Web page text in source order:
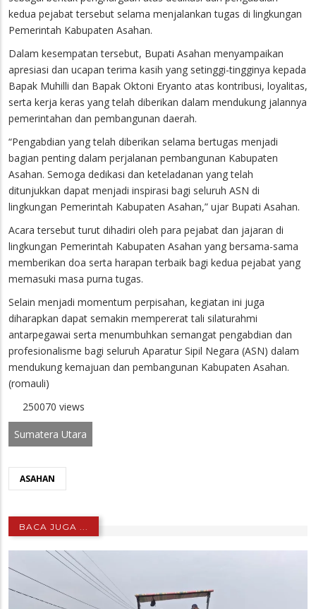
kedua pejabat tersebut selama menjalankan tugas di lingkungan
Pemerintah Kabupaten Asahan.
Dalam kesempatan tersebut, Bupati Asahan menyampaikan
apresiasi dan ucapan terima kasih yang setinggi-tingginya kepada
Bapak Muhilli dan Bapak Oktoni Eryanto atas kontribusi, loyalitas,
serta kerja keras yang telah diberikan dalam mendukung jalannya
pemerintahan dan pembangunan daerah.
“Pengabdian yang telah diberikan selama bertugas menjadi
bagian penting dalam perjalanan pembangunan Kabupaten
Asahan. Semoga dedikasi dan keteladanan yang telah
ditunjukkan dapat menjadi inspirasi bagi seluruh ASN di
lingkungan Pemerintah Kabupaten Asahan,” ujar Bupati Asahan.
Acara tersebut turut dihadiri oleh para pejabat dan jajaran di
lingkungan Pemerintah Kabupaten Asahan yang bersama-sama
memberikan doa serta harapan terbaik bagi kedua pejabat yang
memasuki masa purna tugas.
Selain menjadi momentum perpisahan, kegiatan ini juga
diharapkan dapat semakin mempererat tali silaturahmi
antarpegawai serta menumbuhkan semangat pengabdian dan
profesionalisme bagi seluruh Aparatur Sipil Negara (ASN) dalam
mendukung kemajuan dan pembangunan Kabupaten Asahan.
(romauli)
250070 views
Sumatera Utara
ASAHAN
BACA JUGA ...